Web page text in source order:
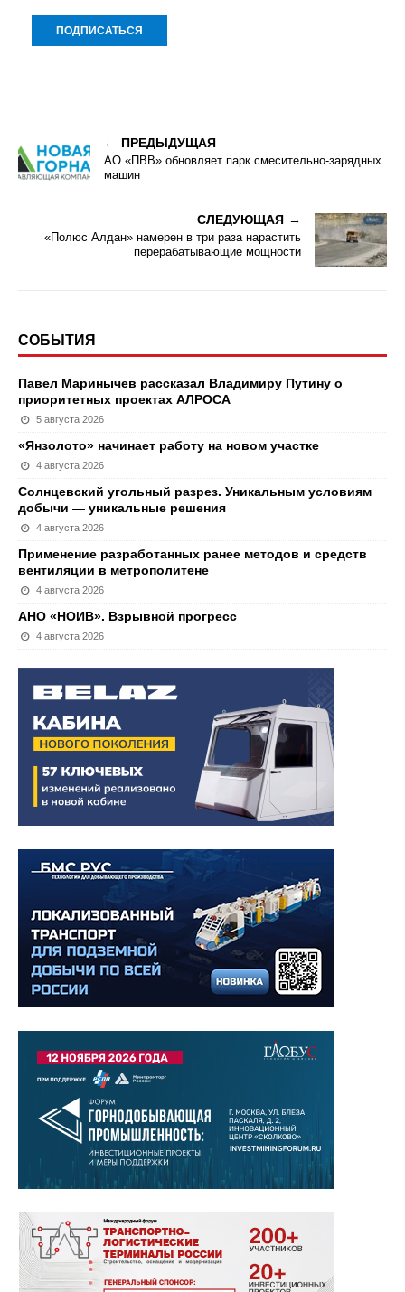
ПРЕДЫДУЩАЯ
АО «ПВВ» обновляет парк смесительно-зарядных
машин
СЛЕДУЮЩАЯ
«Полюс Алдан» намерен в три раза нарастить
перерабатывающие мощности
СОБЫТИЯ
Павел Маринычев рассказал Владимиру Путину о
приоритетных проектах АЛРОСА
5 августа 2026
«Янзолото» начинает работу на новом участке
4 августа 2026
Солнцевский угольный разрез. Уникальным условиям
добычи — уникальные решения
4 августа 2026
Применение разработанных ранее методов и средств
вентиляции в метрополитене
4 августа 2026
АНО «НОИВ». Взрывной прогресс
4 августа 2026